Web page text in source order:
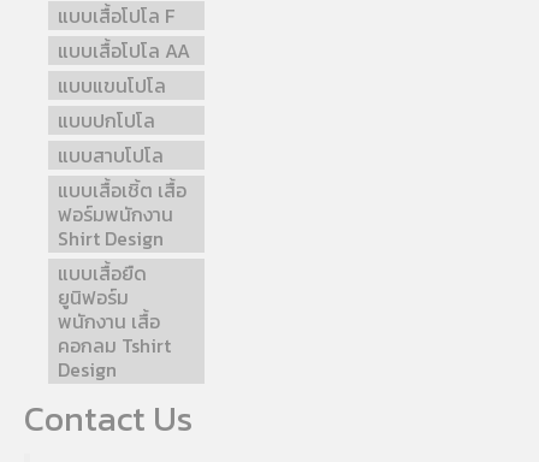
แบบเสื้อโปโล F
แบบเสื้อโปโล AA
แบบแขนโปโล
แบบปกโปโล
แบบสาบโปโล
แบบเสื้อเชิ้ต เสื้อ
ฟอร์มพนักงาน
Shirt Design
แบบเสื้อยืด
ยูนิฟอร์ม
พนักงาน เสื้อ
คอกลม Tshirt
Design
Contact Us